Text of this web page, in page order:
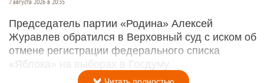
Председатель партии «Родина» Алексей
Журавлев обратился в Верховный суд с иском об
отмене регистрации федерального списка
«Яблока» на выборах в Госдуму.
Читать полностью